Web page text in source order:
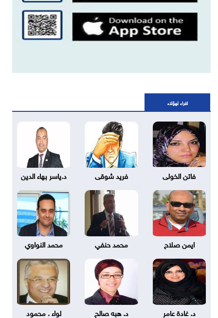
اقراء لهؤلاء
فاتن الخولى فريد شوقى د.ياسر بهاء الدين
ايمن صلاح محمد حنفي محمد النواوي
د. غادة عامر د. هبه صالح
لواء . محمود